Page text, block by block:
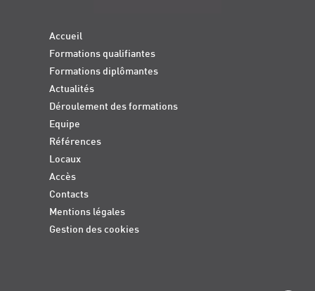
Accueil
Formations qualifiantes
Formations diplômantes
Actualités
Déroulement des formations
Equipe
Références
Locaux
Accès
Contacts
Mentions légales
Gestion des cookies